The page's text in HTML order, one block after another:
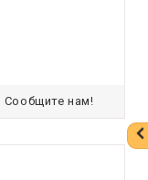
Сообщите нам!